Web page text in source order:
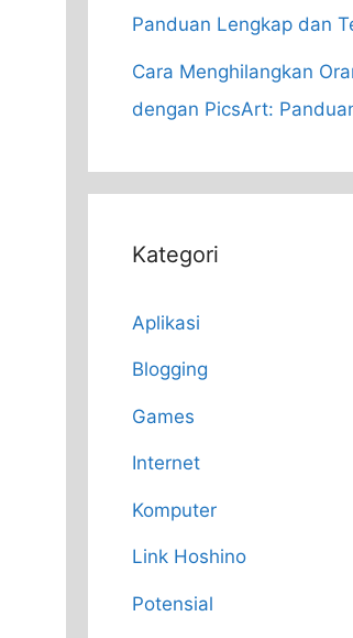
Panduan Lengkap dan
Cara Menghilangkan
dengan PicsArt:
Kategori
Aplikasi
Blogging
Games
Internet
Komputer
Link Hoshino
Potensial